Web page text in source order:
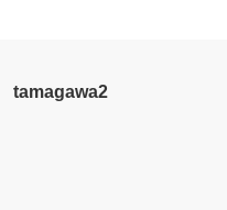
tamagawa2